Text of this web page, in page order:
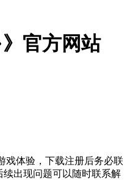
戏体验，下载注册后务必联
续出现问题可以随时联系解